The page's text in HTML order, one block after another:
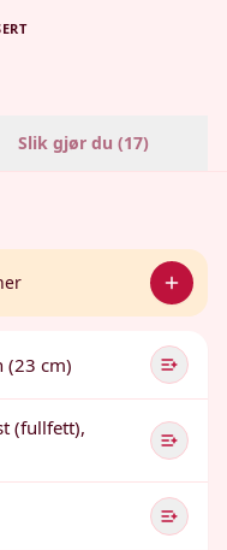
Slik gjør du (17)
(23 cm)
(fullfett),